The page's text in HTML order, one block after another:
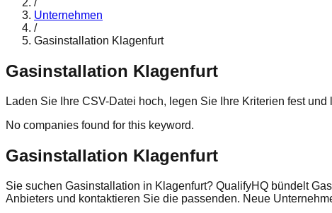
/
Unternehmen
/
Gasinstallation Klagenfurt
Gasinstallation Klagenfurt
Laden Sie Ihre CSV-Datei hoch, legen Sie Ihre Kriterien fest
No companies found for this keyword.
Gasinstallation Klagenfurt
Sie suchen Gasinstallation in Klagenfurt? QualifyHQ bündelt
Anbieters und kontaktieren Sie die passenden. Neue